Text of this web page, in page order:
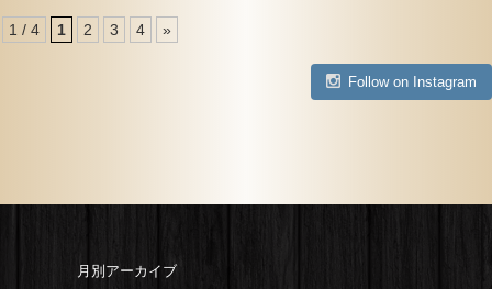
1 / 4 1 2 3 4 »
Follow on Instagram
月別アーカイブ